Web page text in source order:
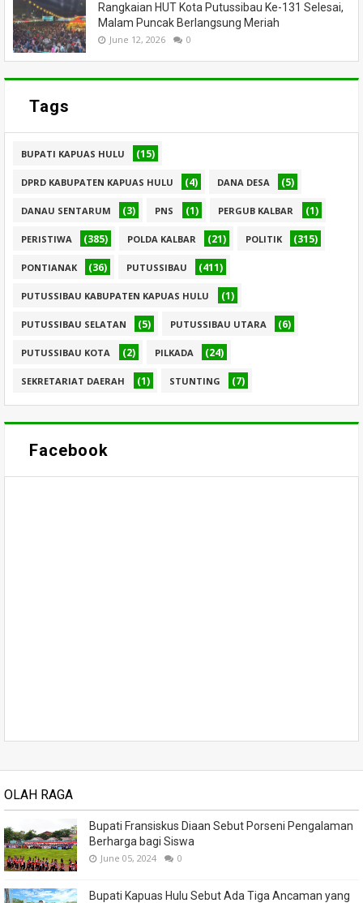
Rangkaian HUT Kota Putussibau Ke-131 Selesai,
Malam Puncak Berlangsung Meriah
June 12, 2026 0
Tags
BUPATI KAPUAS HULU (15)
DPRD KABUPATEN KAPUAS HULU (4) DANA DESA (5)
DANAU SENTARUM (3) PNS (1) PERGUB KALBAR (1)
PERISTIWA (385) POLDA KALBAR (21) POLITIK (315)
PONTIANAK (36) PUTUSSIBAU (411)
PUTUSSIBAU KABUPATEN KAPUAS HULU (1)
PUTUSSIBAU SELATAN (5) PUTUSSIBAU UTARA (6)
PUTUSSIBAU KOTA (2) PILKADA (24)
SEKRETARIAT DAERAH (1) STUNTING (7)
Facebook
OLAH RAGA
Bupati Fransiskus Diaan Sebut Porseni Pengalaman
Berharga bagi Siswa
June 05, 2024 0
Bupati Kapuas Hulu Sebut Ada Tiga Ancaman yang